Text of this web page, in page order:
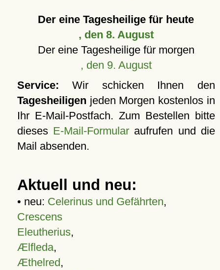
Der eine Tagesheilige für heute
, den 8. August
Der eine Tagesheilige für morgen
, den 9. August
Service: Wir schicken Ihnen den
Tagesheiligen jeden Morgen kostenlos in
Ihr E-Mail-Postfach. Zum Bestellen bitte
dieses E-Mail-Formular aufrufen und die
Mail absenden.
Aktuell und neu:
• neu: Celerinus und Gefährten,
Crescens
Eleutherius,
Ælfleda,
Æthelred,